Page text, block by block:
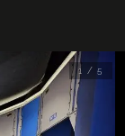
1 / 5